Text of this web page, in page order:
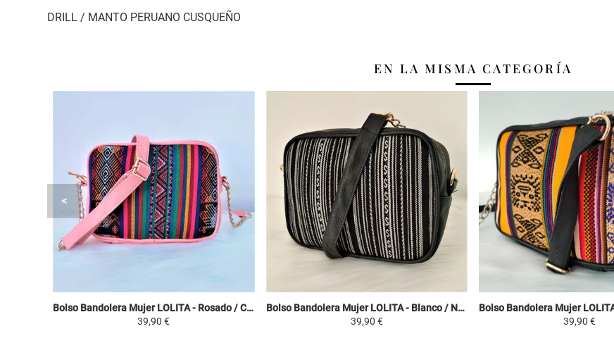
DRILL / MANTO PERUANO CUSQUEÑO
EN LA MISMA CATEGORÍA
Bolso Bandolera Mujer LOLITA - Rosado / Colorido - Manto Peruano Motivos Étnicos
39,90 €
Bolso Bandolera Mujer LOLITA - Blanco / Negro - Manto Peruano Motivos Étnicos
39,90 €
39,90 €